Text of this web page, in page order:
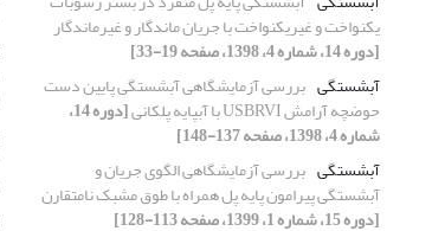
یکنواخت و غیریکنواخت با جریان ماندگار و غیرماندگار
[دوره 14، شماره 4، 1398، صفحه 19-33]
آبشستگی بررسی آزمایشگاهی آبشستگی پایین دست
حوضچه آرامش USBRVI با آبپایه پلکانی [دوره 14،
شماره 4، 1398، صفحه 137-148]
آبشستگی بررسی آزمایشگاهی الگوی جریان و
آبشستگی پیرامون پایه پل همراه با طوق مشبک نامتقارن
[دوره 15، شماره 1، 1399، صفحه 113-128]